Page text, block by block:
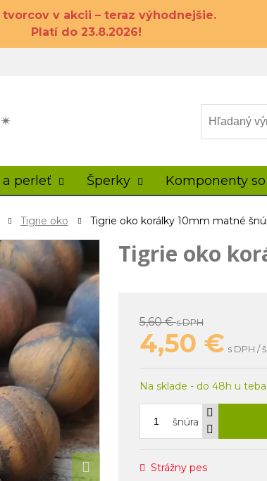
tvorcov v akcii – teraz výhodnejšie.
Platí do 23.8.2026!
a perleť Šperky Komponenty
Tigrie oko Tigrie oko korálky 10mm matné
Tigrie oko
5,60 €s DPH
4,50 € s DPH /
Na sklade - do 48h u teba
šnúra
Strážny pes